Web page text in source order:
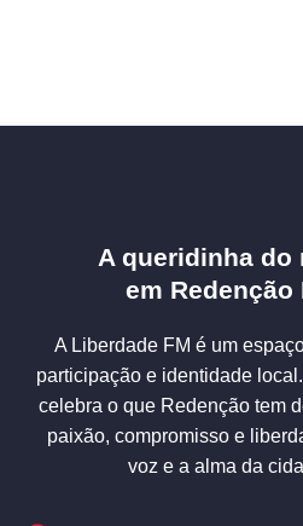
A queridinha do
em Redenção
A Liberdade FM é um
participação e identidade
celebra o que Redenção tem
paixão, compromisso e
voz e a alma da